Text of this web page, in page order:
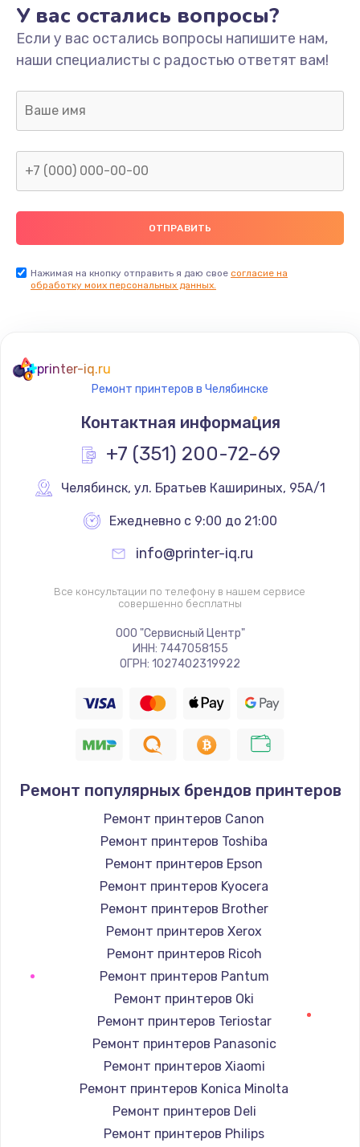
от 995 руб.
Заказать
Настройка ОС
Восстановление данных
Заказать
Настройка Wi-Fi
от 1195 руб.
Ремонт подсветки
Заказать
от 1645 руб.
Заказать
Замена клавиатуры
от 990 руб.
У вас остались вопросы?
Если у вас остались вопросы напишите нам,
наши специалисты с радостью ответят вам!
Нажимая на кнопку отправить я даю свое согласие на
обработку моих персональных данных.
printer-iq.ru
Ремонт принтеров в Челябинске
Контактная информация
+7 (351) 200-72-69
Челябинск, ул. Братьев Кашириных, 95А/1
Ежедневно с 9:00 до 21:00
info@printer-iq.ru
Все консультации по телефону в нашем сервисе
совершенно бесплатны
ООО "Сервисный Центр"
ИНН: 7447058155
ОГРН: 1027402319922
Ремонт популярных брендов принтеров
Ремонт принтеров Canon
Ремонт принтеров Toshiba
Ремонт принтеров Epson
Ремонт принтеров Kyocera
Ремонт принтеров Brother
Ремонт принтеров Xerox
Ремонт принтеров Ricoh
Ремонт принтеров Pantum
Ремонт принтеров Oki
Ремонт принтеров Teriostar
Ремонт принтеров Panasonic
Ремонт принтеров Xiaomi
Ремонт принтеров Konica Minolta
Ремонт принтеров Deli
Ремонт принтеров Philips